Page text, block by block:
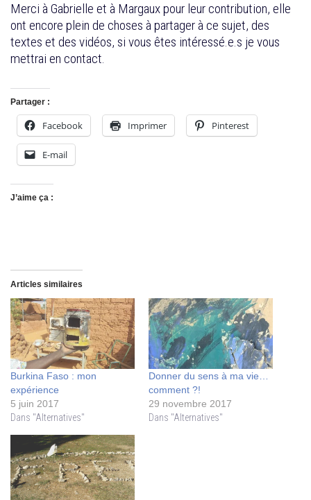
Merci à Gabrielle et à Margaux pour leur contribution, elle
ont encore plein de choses à partager à ce sujet, des
textes et des vidéos, si vous êtes intéressé.e.s je vous
mettrai en contact.
Partager :
Facebook Imprimer Pinterest
E-mail
J’aime ça :
Articles similaires
Burkina Faso : mon
expérience
5 juin 2017
Dans "Alternatives"
Donner du sens à ma vie…
comment ?!
29 novembre 2017
Dans "Alternatives"